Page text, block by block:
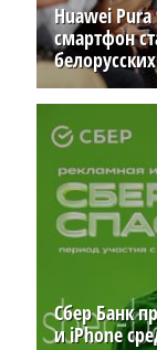
Huawei
смартфон
Сбер Банк
и iPhone